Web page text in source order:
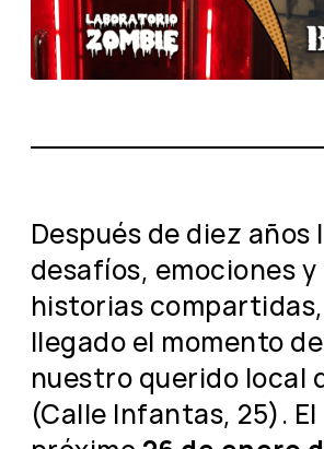
Después de diez años
desafíos, emociones y
historias
llegado el momento
nuestro querido local
(Calle Infantas, 25). El